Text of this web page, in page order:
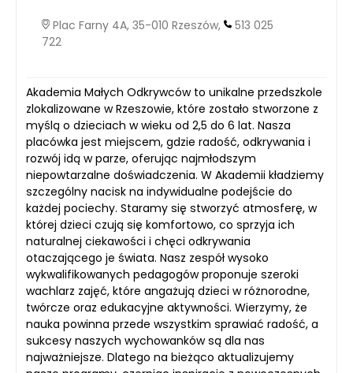
Plac Farny 4A, 35-010 Rzeszów,
513 025
722
Akademia Małych Odkrywców to unikalne przedszkole
zlokalizowane w Rzeszowie, które zostało stworzone z
myślą o dzieciach w wieku od 2,5 do 6 lat. Nasza
placówka jest miejscem, gdzie radość, odkrywania i
rozwój idą w parze, oferując najmłodszym
niepowtarzalne doświadczenia. W Akademii kładziemy
szczególny nacisk na indywidualne podejście do
każdej pociechy. Staramy się stworzyć atmosferę, w
której dzieci czują się komfortowo, co sprzyja ich
naturalnej ciekawości i chęci odkrywania
otaczającego je świata. Nasz zespół wysoko
wykwalifikowanych pedagogów proponuje szeroki
wachlarz zajęć, które angażują dzieci w różnorodne,
twórcze oraz edukacyjne aktywności. Wierzymy, że
nauka powinna przede wszystkim sprawiać radość, a
sukcesy naszych wychowanków są dla nas
najważniejsze. Dlatego na bieżąco aktualizujemy